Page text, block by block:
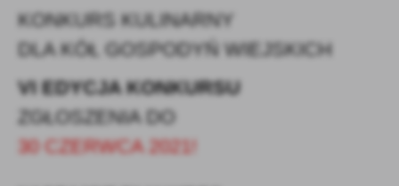
KONKURS KULINARNY
DLA KÓŁ GOSPODYŃ WIEJSKICH
VI EDYCJA KONKURSU
ZGŁOSZENIA DO
30 CZERWCA 2021!